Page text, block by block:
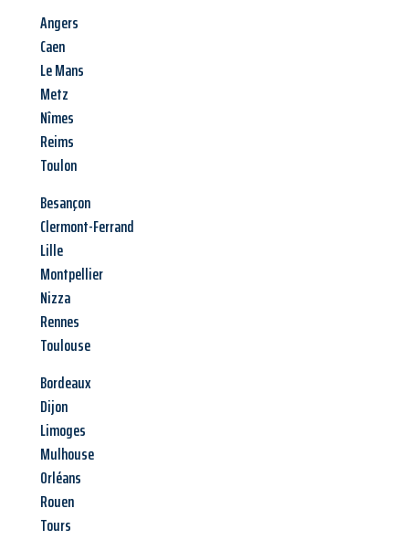
Angers
Caen
Le Mans
Metz
Nîmes
Reims
Toulon
Besançon
Clermont-Ferrand
Lille
Montpellier
Nizza
Rennes
Toulouse
Bordeaux
Dijon
Limoges
Mulhouse
Orléans
Rouen
Tours